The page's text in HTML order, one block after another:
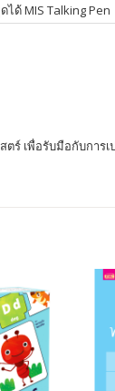
ได้ MIS Talking Pen
เพื่อรับมือกับการ